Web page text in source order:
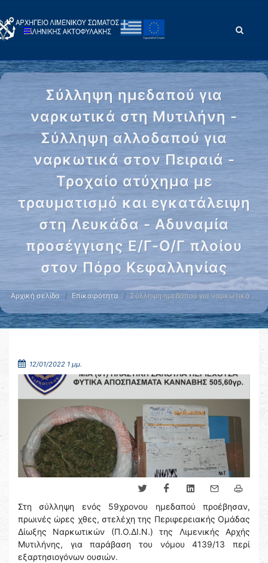
Σύλληψη ημεδαπού για
ναρκωτικά στη Μυτιλήνη -
Σύλληψη αλλοδαπού για
ναρκωτικά στον Πειραιά -
Τροχαίο ατύχημα με
τραυματισμό και εγκατάλειψη
στη Λευκάδα - Αδυναμία
προσέγγισης Ε/Γ-Ο/Γ πλοίου
στον Πόρο Κεφαλληνίας
Αρχική σελίδα Επικαιρότητα Σύλληψη ημεδαπού για ναρκωτικά …
12/01/2022 1 μμ.
Στη σύλληψη ενός 59χρονου ημεδαπού προέβησαν,
πρωινές ώρες χθες, στελέχη της Περιφερειακής Ομάδας
Δίωξης Ναρκωτικών (Π.Ο.ΔΙ.Ν.) της Λιμενικής Αρχής
Μυτιλήνης, για παράβαση του νόμου 4139/13 περί
εξαρτησιογόνων ουσιών.